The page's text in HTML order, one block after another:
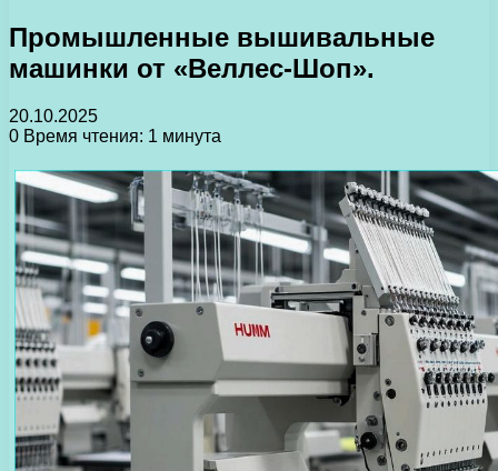
Промышленные вышивальные
машинки от «Веллес-Шоп».
20.10.2025
0 Время чтения: 1 минута